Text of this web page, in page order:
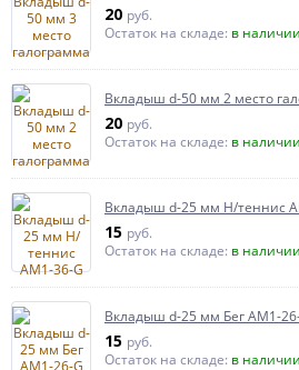
20 руб.
Остаток на складе: в наличии
Вкладыш d-50 мм 2 место
20 руб.
Остаток на складе: в наличии
Вкладыш d-25 мм Н/теннис
15 руб.
Остаток на складе: в наличии
Вкладыш d-25 мм Бег AM1-
15 руб.
Остаток на складе: в наличии